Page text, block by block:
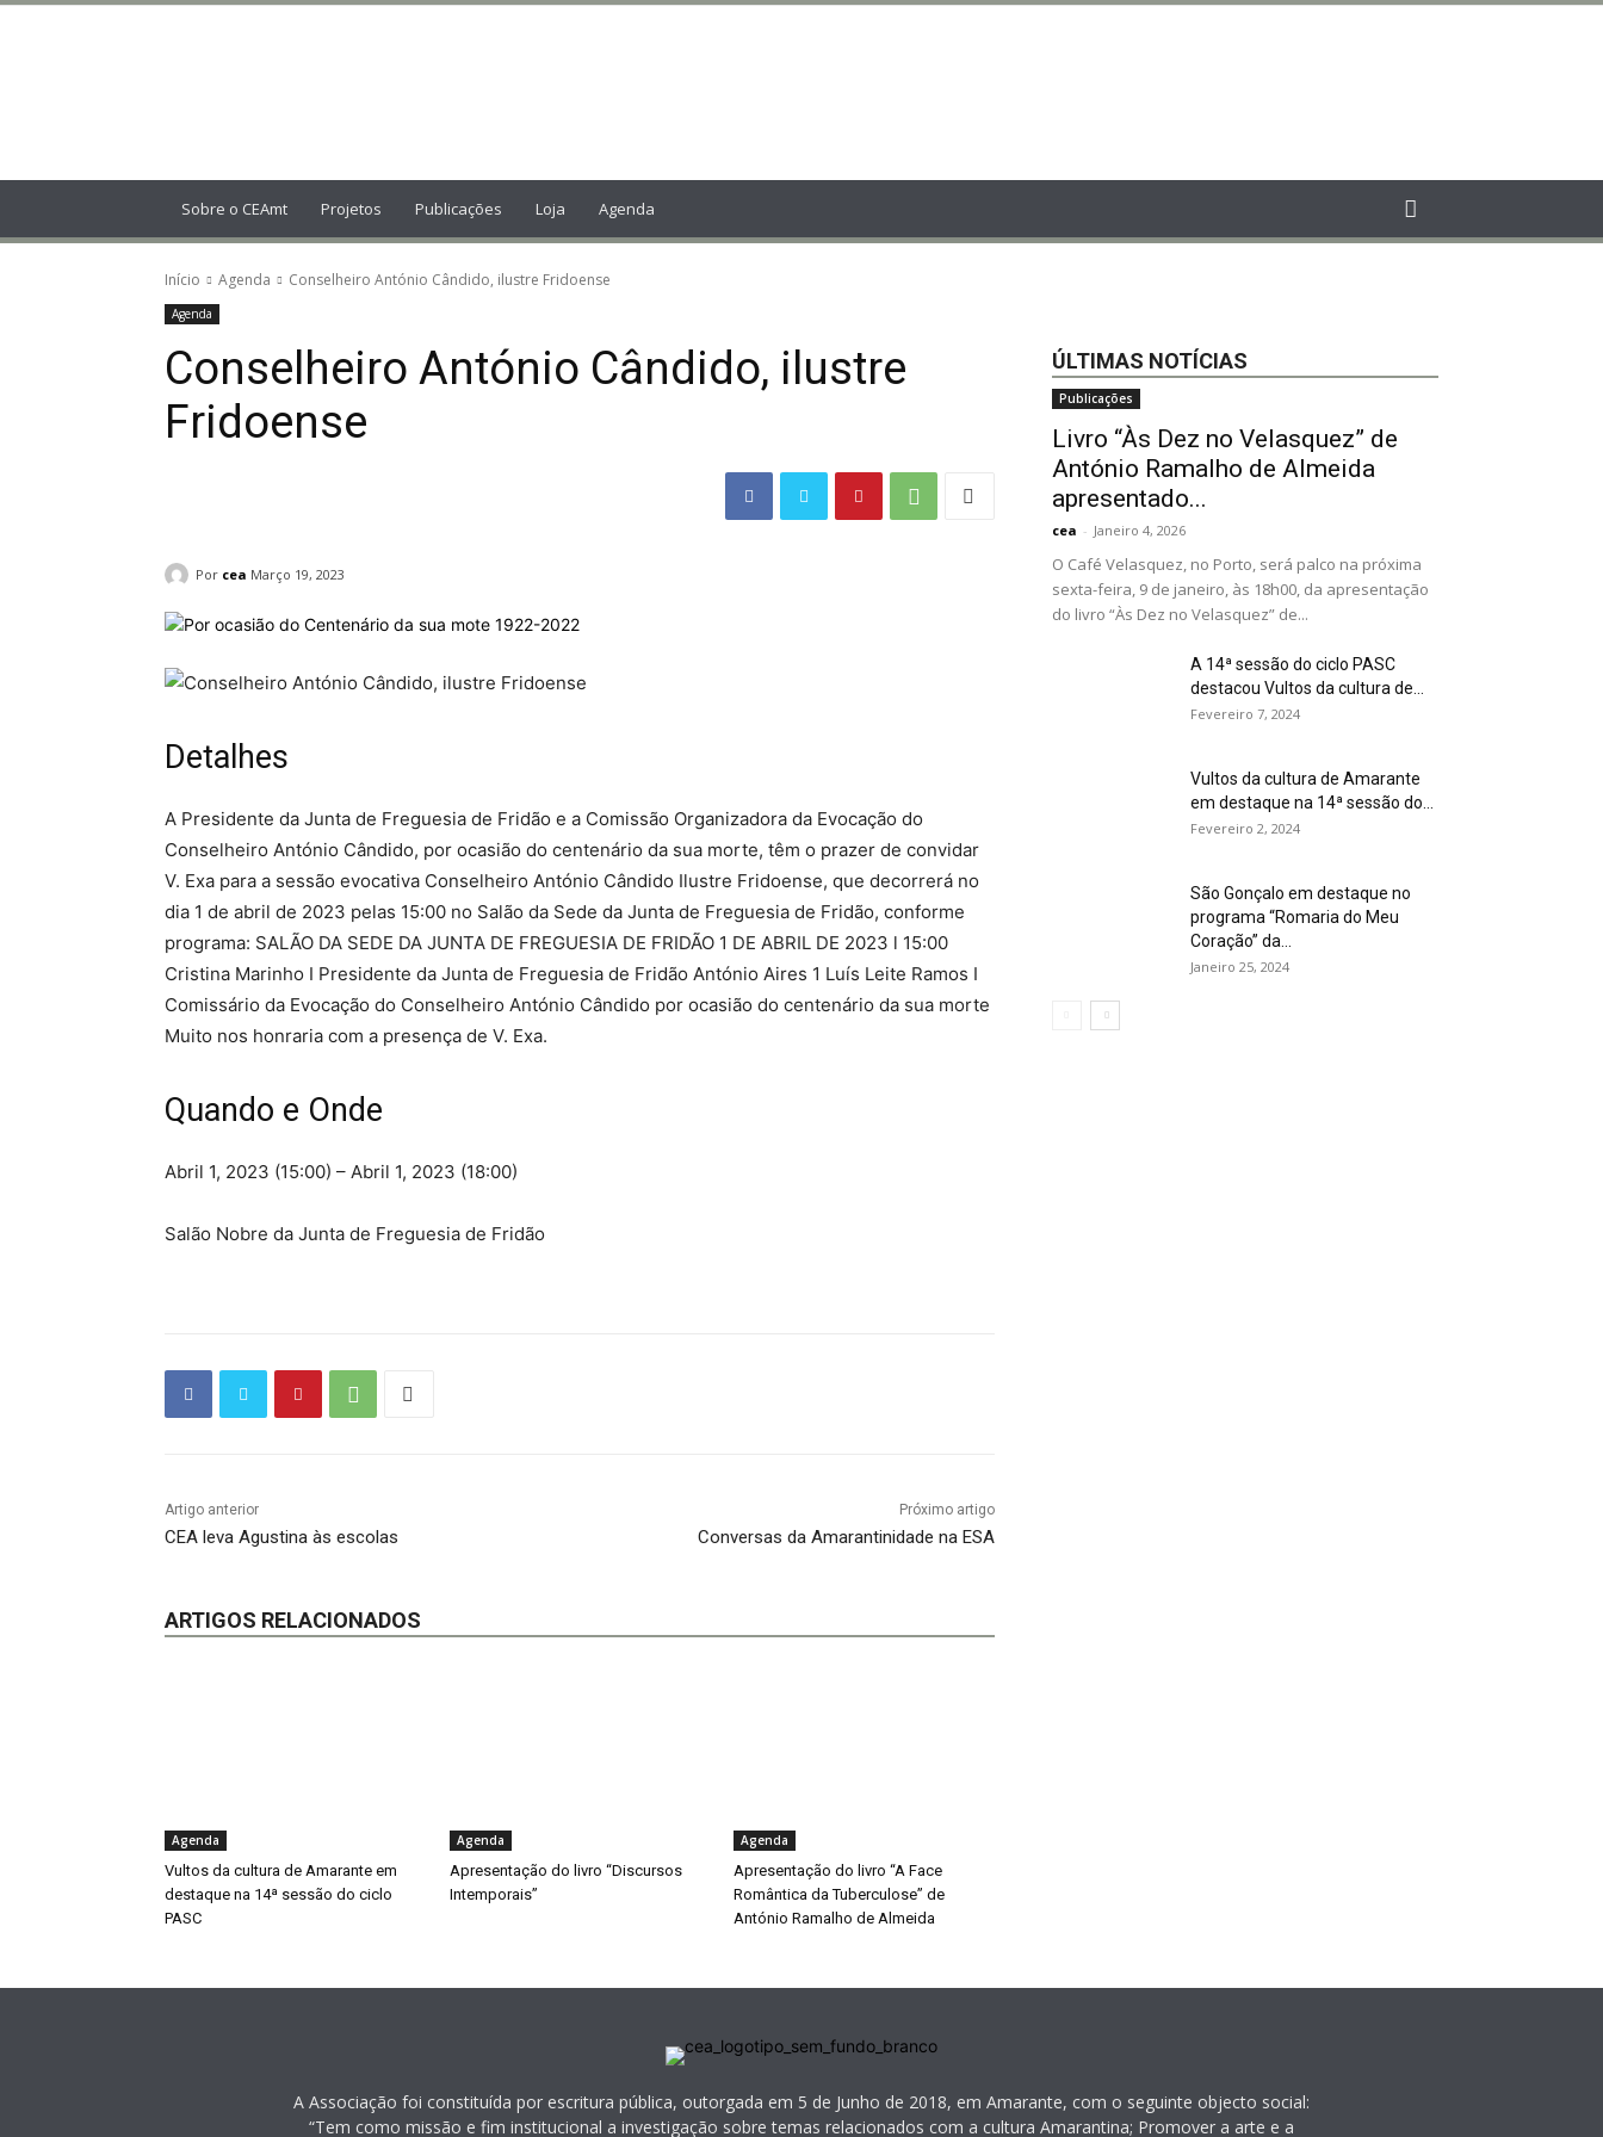
Sobre o CEAmt Projetos Publicações Loja Agenda
Início Agenda Conselheiro António Cândido, ilustre Fridoense
Agenda
Conselheiro António Cândido, ilustre
Fridoense
Por cea Março 19, 2023
Detalhes
A Presidente da Junta de Freguesia de Fridão e a Comissão Organizadora da Evocação do
Conselheiro António Cândido, por ocasião do centenário da sua morte, têm o prazer de convidar
V. Exa para a sessão evocativa Conselheiro António Cândido Ilustre Fridoense, que decorrerá no
dia 1 de abril de 2023 pelas 15:00 no Salão da Sede da Junta de Freguesia de Fridão, conforme
programa: SALÃO DA SEDE DA JUNTA DE FREGUESIA DE FRIDÃO 1 DE ABRIL DE 2023 l 15:00
Cristina Marinho I Presidente da Junta de Freguesia de Fridão António Aires 1 Luís Leite Ramos I
Comissário da Evocação do Conselheiro António Cândido por ocasião do centenário da sua morte
Muito nos honraria com a presença de V. Exa.
Quando e Onde
Abril 1, 2023 (15:00) – Abril 1, 2023 (18:00)
Salão Nobre da Junta de Freguesia de Fridão
Artigo anterior
CEA leva Agustina às escolas
Próximo artigo
Conversas da Amarantinidade na ESA
ARTIGOS RELACIONADOS
Agenda
Vultos da cultura de Amarante em
destaque na 14ª sessão do ciclo
PASC
Agenda
Apresentação do livro “Discursos
Intemporais”
Agenda
Apresentação do livro “A Face
Romântica da Tuberculose” de
António Ramalho de Almeida
ÚLTIMAS NOTÍCIAS
Publicações
Livro “Às Dez no Velasquez” de
António Ramalho de Almeida
apresentado...
cea - Janeiro 4, 2026
O Café Velasquez, no Porto, será palco na próxima
sexta-feira, 9 de janeiro, às 18h00, da apresentação
do livro “Às Dez no Velasquez” de...
A 14ª sessão do ciclo PASC
destacou Vultos da cultura de...
Fevereiro 7, 2024
Vultos da cultura de Amarante
em destaque na 14ª sessão do...
Fevereiro 2, 2024
São Gonçalo em destaque no
programa “Romaria do Meu
Coração” da...
Janeiro 25, 2024
A Associação foi constituída por escritura pública, outorgada em 5 de Junho de 2018, em Amarante, com o seguinte objecto social:
“Tem como missão e fim institucional a investigação sobre temas relacionados com a cultura Amarantina; Promover a arte e a